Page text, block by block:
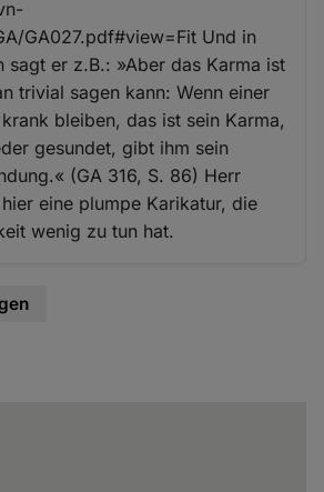
GA027.pdf#view=Fit Und in
sagt er z.B.: »Aber das Karma ist
trivial sagen kann: Wenn einer
bleiben, das ist sein Karma,
gesundet, gibt ihm sein
(GA 316, S. 86) Herr
eine plumpe Karikatur, die
wenig zu tun hat.